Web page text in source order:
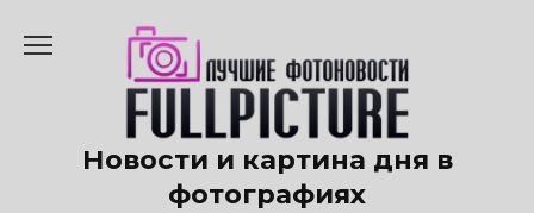
содержанию
Новости и картина дня в
фотографиях